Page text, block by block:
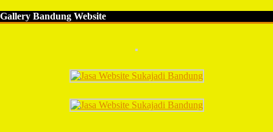
Gallery Bandung Website